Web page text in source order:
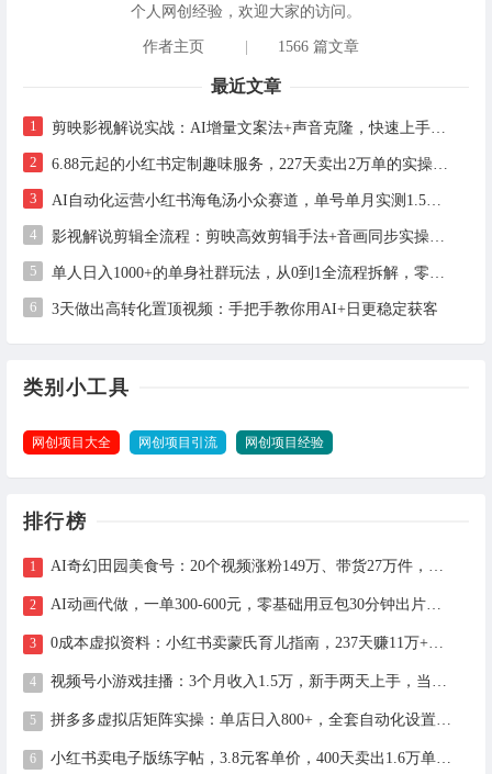
个人网创经验，欢迎大家的访问。
作者主页 | 1566 篇文章
最近文章
1
2
3
4
5
6 3天做出高转化置顶视频：手把手教你用AI+日更稳定获客
类别小工具
网创项目大全 网创项目引流 网创项目经验
排行榜
AI奇幻田园美食号：20个视频涨粉149万、带货27万件，手把手拆解教程（含工具）
AI动画代做，一单300-600元，零基础用豆包30分钟出片，长期接单渠道公开
0成本虚拟资料：小红书卖蒙氏育儿指南，237天赚11万+（附全流程操作）
视频号小游戏挂播：3个月收入1.5万，新手两天上手，当天见收益
拼多多虚拟店矩阵实操：单店日入800+，全套自动化设置教学
小红书卖电子版练字帖，3.8元客单价，400天卖出1.6万单的全流程拆解